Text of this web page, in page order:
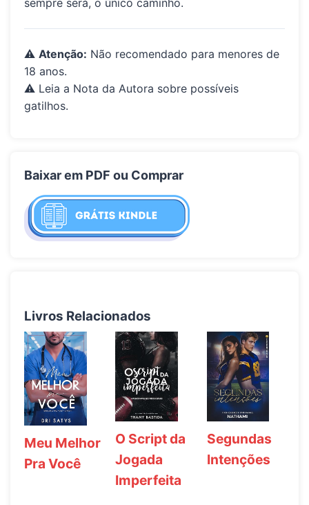
sempre será, o único caminho.
⚠️ Atenção: Não recomendado para menores de
18 anos.
⚠️ Leia a Nota da Autora sobre possíveis
gatilhos.
Baixar em PDF ou Comprar
Livros Relacionados
Meu Melhor
Pra Você
O Script da
Jogada
Imperfeita
Segundas
Intenções